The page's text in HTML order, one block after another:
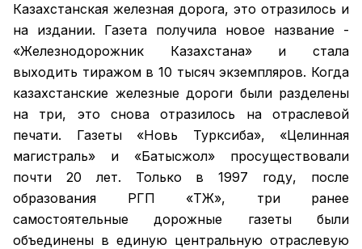
Казахстанская железная дорога, это отразилось и
на издании. Газета получила новое название -
«Железнодорожник Казахстана» и стала
выходить тиражом в 10 тысяч экземпляров. Когда
казахстанские железные дороги были разделены
на три, это снова отразилось на отраслевой
печати. Газеты «Новь Турксиба», «Целинная
магистраль» и «Батысжол» просуществовали
почти 20 лет. Только в 1997 году, после
образования РГП «ҚТЖ», три ранее
самостоятельные дорожные газеты были
объединены в единую центральную отраслевую